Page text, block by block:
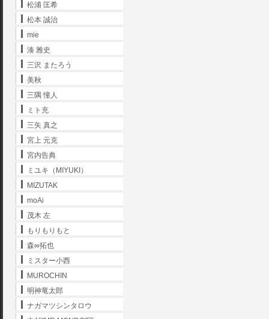
松浦 匡希
松本 誠治
mie
湊 雅史
三沢 またろう
美秋
三隅 憧人
ミト充
三矢 真之
宮上 元克
宮内告典
ミユキ（MIYUKI）
MIZUTAK
moAi
茂木 左
もりもりもと
森∞拓也
ミスター小西
MUROCHIN
明神竜太郎
ナガマツシンタロウ